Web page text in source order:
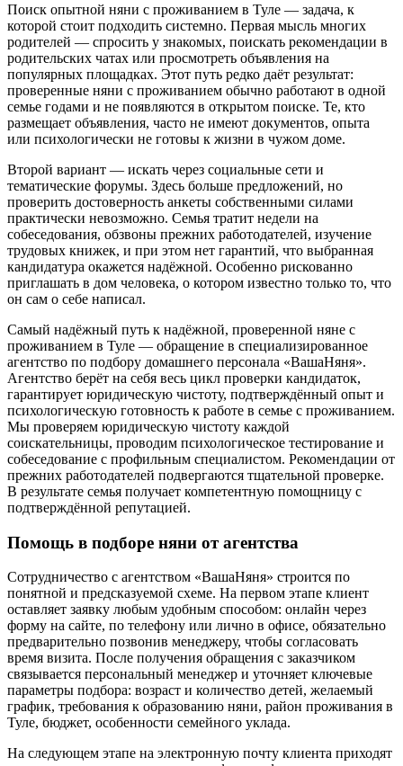
Поиск опытной няни с проживанием в Туле — задача, к
которой стоит подходить системно. Первая мысль многих
родителей — спросить у знакомых, поискать рекомендации в
родительских чатах или просмотреть объявления на
популярных площадках. Этот путь редко даёт результат:
проверенные няни с проживанием обычно работают в одной
семье годами и не появляются в открытом поиске. Те, кто
размещает объявления, часто не имеют документов, опыта
или психологически не готовы к жизни в чужом доме.
Второй вариант — искать через социальные сети и
тематические форумы. Здесь больше предложений, но
проверить достоверность анкеты собственными силами
практически невозможно. Семья тратит недели на
собеседования, обзвоны прежних работодателей, изучение
трудовых книжек, и при этом нет гарантий, что выбранная
кандидатура окажется надёжной. Особенно рискованно
приглашать в дом человека, о котором известно только то, что
он сам о себе написал.
Самый надёжный путь к надёжной, проверенной няне с
проживанием в Туле — обращение в специализированное
агентство по подбору домашнего персонала «ВашаНяня».
Агентство берёт на себя весь цикл проверки кандидаток,
гарантирует юридическую чистоту, подтверждённый опыт и
психологическую готовность к работе в семье с проживанием.
Мы проверяем юридическую чистоту каждой
соискательницы, проводим психологическое тестирование и
собеседование с профильным специалистом. Рекомендации от
прежних работодателей подвергаются тщательной проверке.
В результате семья получает компетентную помощницу с
подтверждённой репутацией.
Помощь в подборе няни от агентства
Сотрудничество с агентством «ВашаНяня» строится по
понятной и предсказуемой схеме. На первом этапе клиент
оставляет заявку любым удобным способом: онлайн через
форму на сайте, по телефону или лично в офисе, обязательно
предварительно позвонив менеджеру, чтобы согласовать
время визита. После получения обращения с заказчиком
связывается персональный менеджер и уточняет ключевые
параметры подбора: возраст и количество детей, желаемый
график, требования к образованию няни, район проживания в
Туле, бюджет, особенности семейного уклада.
На следующем этапе на электронную почту клиента приходят